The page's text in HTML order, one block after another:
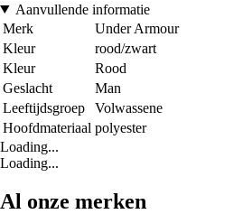
Aanvullende informatie
Merk
Under Armour
Kleur
rood/zwart
Kleur
Rood
Geslacht
Man
Leeftijdsgroep
Volwassene
Hoofdmateriaal polyester
Loading...
Loading...
Al onze merken